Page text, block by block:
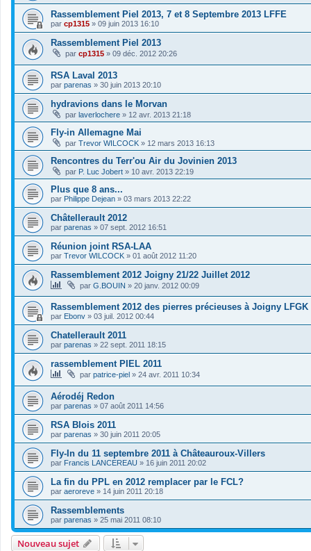
Rassemblement Piel 2013, 7 et 8 Septembre 2013 LFFE
par cp1315 » 09 juin 2013 16:10
Rassemblement Piel 2013
par cp1315 » 09 déc. 2012 20:26
RSA Laval 2013
par parenas » 30 juin 2013 20:10
hydravions dans le Morvan
par laverlochere » 12 avr. 2013 21:18
Fly-in Allemagne Mai
par Trevor WILCOCK » 12 mars 2013 16:13
Rencontres du Terr'ou Air du Jovinien 2013
par P. Luc Jobert » 10 avr. 2013 22:19
Plus que 8 ans...
par Philippe Dejean » 03 mars 2013 22:22
Châtellerault 2012
par parenas » 07 sept. 2012 16:51
Réunion joint RSA-LAA
par Trevor WILCOCK » 01 août 2012 11:20
Rassemblement 2012 Joigny 21/22 Juillet 2012
par G.BOUIN » 20 janv. 2012 00:09
Rassemblement 2012 des pierres précieuses à Joigny LFGK
par Ebonv » 03 juil. 2012 00:44
Chatellerault 2011
par parenas » 22 sept. 2011 18:15
rassemblement PIEL 2011
par patrice-piel » 24 avr. 2011 10:34
Aérodéj Redon
par parenas » 07 août 2011 14:56
RSA Blois 2011
par parenas » 30 juin 2011 20:05
Fly-In du 11 septembre 2011 à Châteauroux-Villers
par Francis LANCEREAU » 16 juin 2011 20:02
La fin du PPL en 2012 remplacer par le FCL?
par aeroreve » 14 juin 2011 20:18
Rassemblements
par parenas » 25 mai 2011 08:10
Nouveau sujet